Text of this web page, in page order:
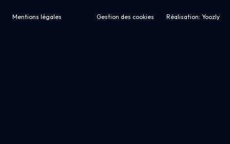
Mentions légales Gestion des cookies Réalisation: Yoozly